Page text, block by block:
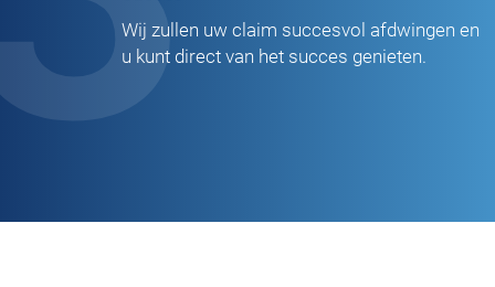
Wij zullen uw claim succesvol afdwingen en
u kunt direct van het succes genieten.